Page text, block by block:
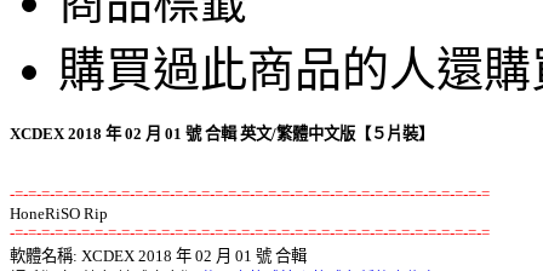
購買過此商品的人還
XCDEX 2018 年 02 月 01 號 合輯 英文/繁體中文版【５片裝】
-=-=-=-=-=-=-=-=-=-=-=-=-=-=-=-=-=-=-=-=-=-=-=-=-=-=-=-=-=-=-=-=-=-=-=-=
-=-=-=-=-=-=-=-=-=-=-=-=-=-=-=-=-=-=-=-=-=-=-=-=-=-=-=-=-=-=-=-=-=-=-=-=
軟體名稱: XCDEX 2018 年 02 月 01 號 合輯